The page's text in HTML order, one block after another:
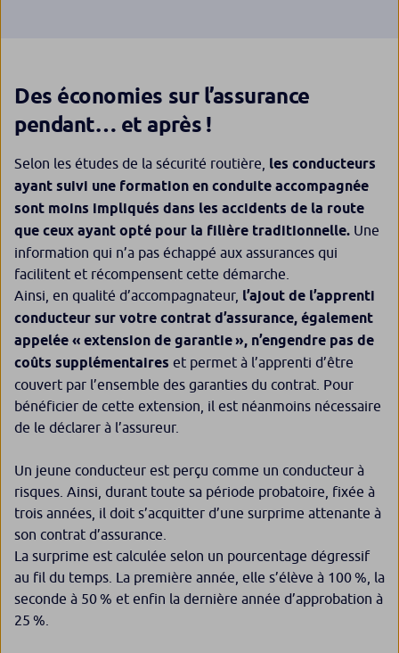
Des économies sur l’assurance
pendant… et après !
Selon les études de la sécurité routière, les conducteurs
ayant suivi une formation en conduite accompagnée
sont moins impliqués dans les accidents de la route
que ceux ayant opté pour la filière traditionnelle. Une
information qui n’a pas échappé aux assurances qui
facilitent et récompensent cette démarche.
Ainsi, en qualité d’accompagnateur, l’ajout de l’apprenti
conducteur sur votre contrat d’assurance, également
appelée « extension de garantie », n’engendre pas de
coûts supplémentaires et permet à l’apprenti d’être
couvert par l’ensemble des garanties du contrat. Pour
bénéficier de cette extension, il est néanmoins nécessaire
de le déclarer à l’assureur.
Un jeune conducteur est perçu comme un conducteur à
risques. Ainsi, durant toute sa période probatoire, fixée à
trois années, il doit s’acquitter d’une surprime attenante à
son contrat d’assurance.
La surprime est calculée selon un pourcentage dégressif
au fil du temps. La première année, elle s’élève à 100 %, la
seconde à 50 % et enfin la dernière année d’approbation à
25 %.